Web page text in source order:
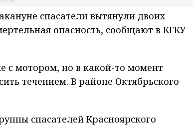
спасатели вытянули двоих
опасность, сообщают в КГКУ
с мотором, но в какой-то момент
течением. В районе Октябрьского
спасателей Красноярского